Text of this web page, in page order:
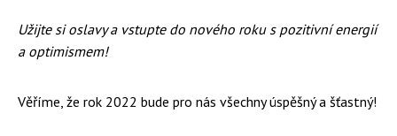
Užijte si oslavy a vstupte do nového roku s pozitivní energií
a optimismem!
Věříme, že rok 2022 bude pro nás všechny úspěšný a šťastný!